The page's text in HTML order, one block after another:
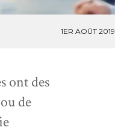
1ER AOÛT 2019
ont des
de